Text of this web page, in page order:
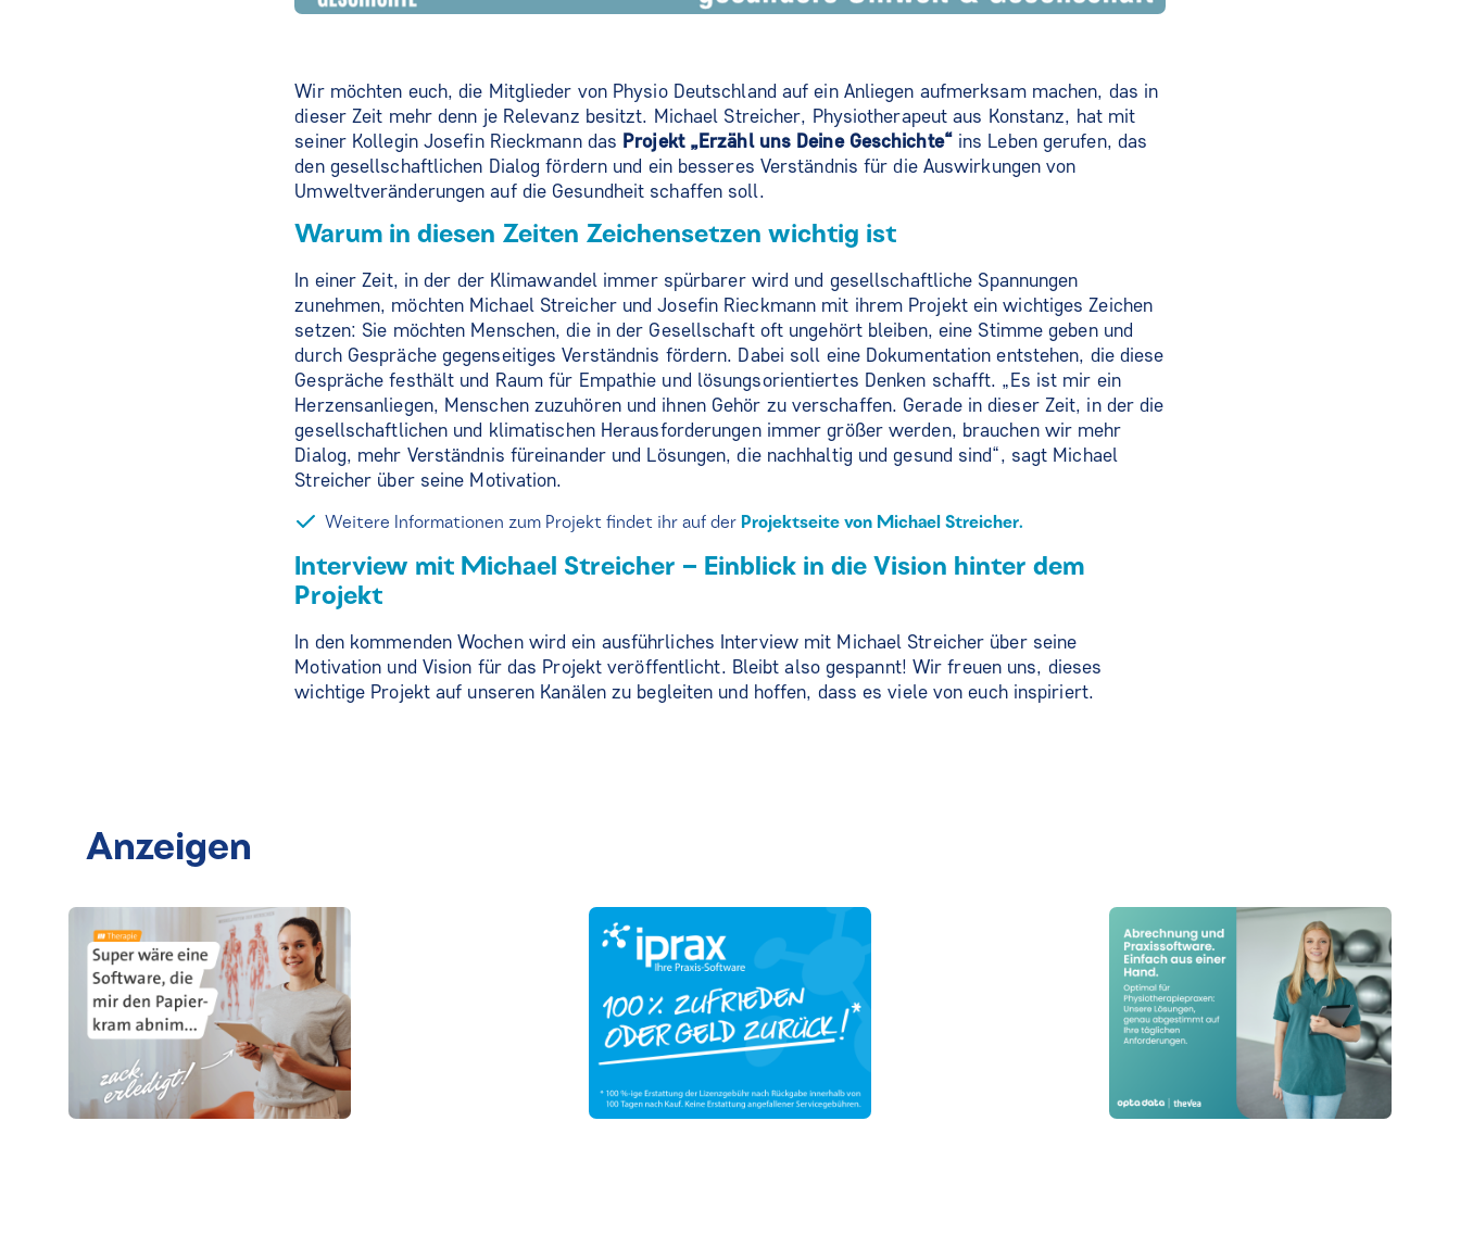
Wir möchten euch, die Mitglieder von Physio Deutschland auf ein Anliegen aufmerksam machen, das in
dieser Zeit mehr denn je Relevanz besitzt. Michael Streicher, Physiotherapeut aus Konstanz, hat mit
seiner Kollegin Josefin Rieckmann das Projekt „Erzähl uns Deine Geschichte“ins Leben gerufen, das
den gesellschaftlichen Dialog fördern und ein besseres Verständnis für die Auswirkungen von
Umweltveränderungen auf die Gesundheit schaffen soll.
Warum in diesen Zeiten Zeichensetzen wichtig ist
In einer Zeit, in der der Klimawandel immer spürbarer wird und gesellschaftliche Spannungen
zunehmen, möchten Michael Streicher und Josefin Rieckmann mit ihrem Projekt ein wichtiges Zeichen
setzen: Sie möchten Menschen, die in der Gesellschaft oft ungehört bleiben, eine Stimme geben und
durch Gespräche gegenseitiges Verständnis fördern. Dabei soll eine Dokumentation entstehen, die diese
Gespräche festhält und Raum für Empathie und lösungsorientiertes Denken schafft. „Es ist mir ein
Herzensanliegen, Menschen zuzuhören und ihnen Gehör zu verschaffen. Gerade in dieser Zeit, in der die
gesellschaftlichen und klimatischen Herausforderungen immer größer werden, brauchen wir mehr
Dialog, mehr Verständnis füreinander und Lösungen, die nachhaltig und gesund sind“, sagt Michael
Streicher über seine Motivation.
Weitere Informationen zum Projekt findet ihr auf der Projektseite von Michael Streicher.
Interview mit Michael Streicher – Einblick in die Vision hinter dem
Projekt
In den kommenden Wochen wird ein ausführliches Interview mit Michael Streicher über seine
Motivation und Vision für das Projekt veröffentlicht. Bleibt also gespannt! Wir freuen uns, dieses
wichtige Projekt auf unseren Kanälen zu begleiten und hoffen, dass es viele von euch inspiriert.
Anzeigen